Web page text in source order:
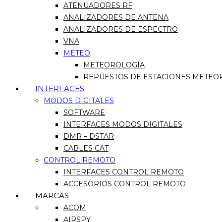
ATENUADORES RF
ANALIZADORES DE ANTENA
ANALIZADORES DE ESPECTRO
VNA
METEO
METEOROLOGÍA
REPUESTOS DE ESTACIONES
INTERFACES
MODOS DIGITALES
SOFTWARE
INTERFACES MODOS DIGITALES
DMR – DSTAR
CABLES CAT
CONTROL REMOTO
INTERFACES CONTROL REMOTO
ACCESORIOS CONTROL REMOTO
MARCAS
ACOM
AIRSPY